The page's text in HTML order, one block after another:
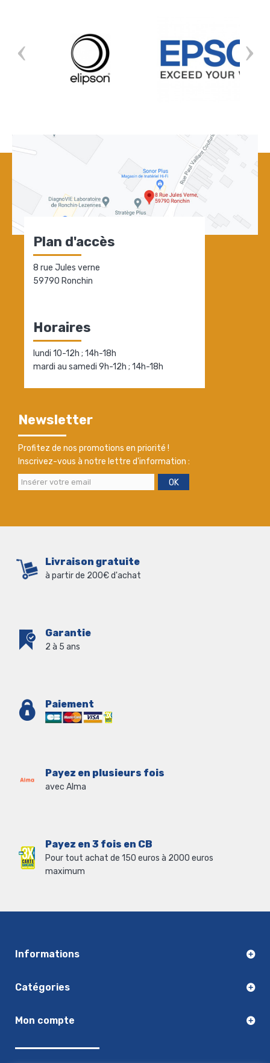
Plan d'accès
8 rue Jules verne
59790 Ronchin
Horaires
lundi 10-12h ; 14h-18h
mardi au samedi 9h-12h ; 14h-18h
Newsletter
Profitez de nos promotions en priorité !
Inscrivez-vous à notre lettre d'information :
OK
Livraison gratuite
à partir de 200€ d'achat
Garantie
2 à 5 ans
Paiement
Payez en plusieurs fois
avec Alma
Payez en 3 fois en CB
Pour tout achat de 150 euros à 2000 euros
maximum
Informations
Catégories
Mon compte